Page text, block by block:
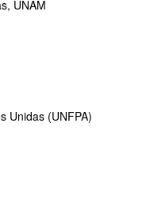
UNAM
Unidas (UNFPA)